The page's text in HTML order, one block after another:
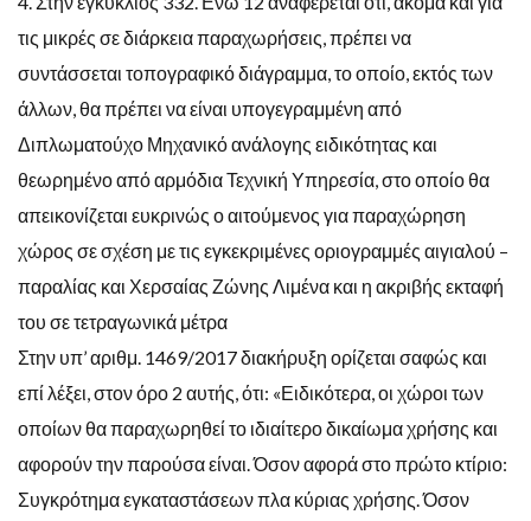
τις μικρές σε διάρκεια παραχωρήσεις, πρέπει να
συντάσσεται τοπογραφικό διάγραμμα, το οποίο, εκτός των
άλλων, θα πρέπει να είναι υπογεγραμμένη από
Διπλωματούχο Μηχανικό ανάλογης ειδικότητας και
θεωρημένο από αρμόδια Τεχνική Υπηρεσία, στο οποίο θα
απεικονίζεται ευκρινώς ο αιτούμενος για παραχώρηση
χώρος σε σχέση με τις εγκεκριμένες οριογραμμές αιγιαλού –
παραλίας και Χερσαίας Ζώνης Λιμένα και η ακριβής εκταφή
του σε τετραγωνικά μέτρα
Στην υπ’ αριθμ. 1469/2017 διακήρυξη ορίζεται σαφώς και
επί λέξει, στον όρο 2 αυτής, ότι: «Ειδικότερα, οι χώροι των
οποίων θα παραχωρηθεί το ιδιαίτερο δικαίωμα χρήσης και
αφορούν την παρούσα είναι. Όσον αφορά στο πρώτο κτίριο:
Συγκρότημα εγκαταστάσεων πλα κύριας χρήσης. Όσον